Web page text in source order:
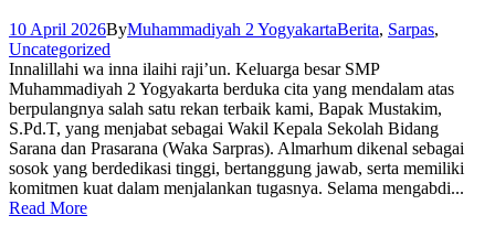
10 April 2026ByMuhammadiyah 2 YogyakartaBerita, Sarpas,
Uncategorized
Innalillahi wa inna ilaihi raji’un. Keluarga besar SMP
Muhammadiyah 2 Yogyakarta berduka cita yang mendalam atas
berpulangnya salah satu rekan terbaik kami, Bapak Mustakim,
S.Pd.T, yang menjabat sebagai Wakil Kepala Sekolah Bidang
Sarana dan Prasarana (Waka Sarpras). Almarhum dikenal sebagai
sosok yang berdedikasi tinggi, bertanggung jawab, serta memiliki
komitmen kuat dalam menjalankan tugasnya. Selama mengabdi...
Read More